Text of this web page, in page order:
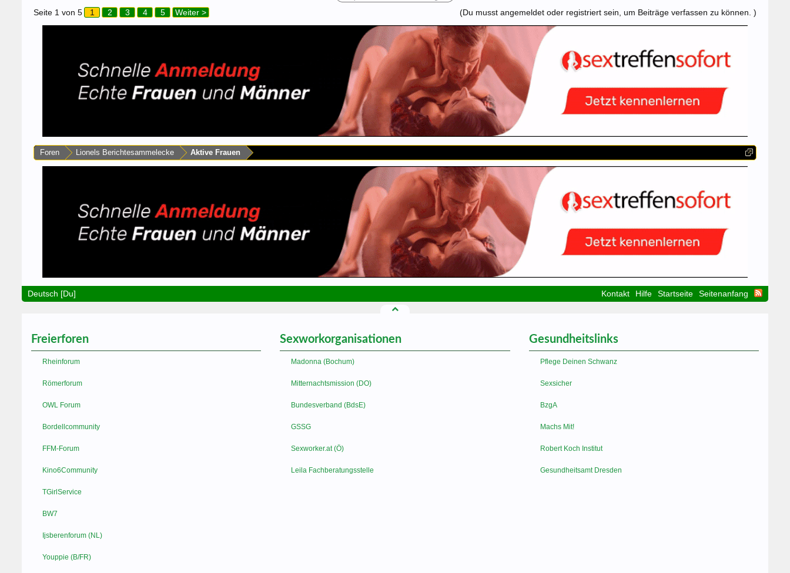
(Du musst angemeldet oder registriert sein, um Beiträge verfassen zu können. )
Seite 1 von 5 1 2 3 4 5 Weiter >
Foren Lionels Berichtesammelecke Aktive Frauen
Deutsch [Du] Kontakt Hilfe Startseite Seitenanfang
Freierforen
Rheinforum
Römerforum
OWL Forum
Bordellcommunity
FFM-Forum
Kino6Community
TGirlService
BW7
Ijsberenforum (NL)
Youppie (B/FR)
Sexworkorganisationen
Madonna (Bochum)
Mitternachtsmission (DO)
Bundesverband (BdsE)
GSSG
Sexworker.at (Ö)
Leila Fachberatungsstelle
Gesundheitslinks
Pflege Deinen Schwanz
Sexsicher
BzgA
Machs Mit!
Robert Koch Institut
Gesundheitsamt Dresden